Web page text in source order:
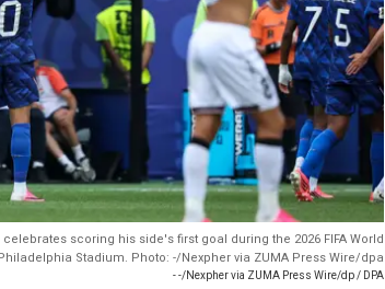
scoring his side's first goal during the 2026 FIFA World
Stadium. Photo: -/Nexpher via ZUMA Press Wire/dpa
- -/Nexpher via ZUMA Press Wire/dp / DPA